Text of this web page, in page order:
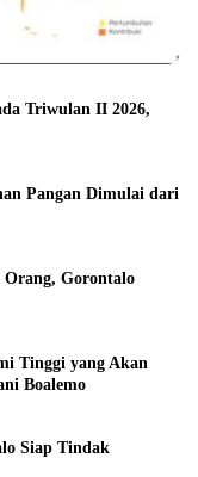
Triwulan II 2026,
Pangan Dimulai dari
Orang, Gorontalo
Tinggi yang Akan
Boalemo
Siap Tindak